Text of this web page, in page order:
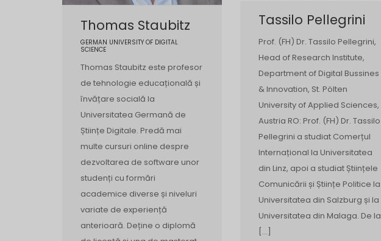
Thomas Staubitz
GERMAN UNIVERSITY OF DIGITAL
SCIENCE
Thomas Staubitz este profesor
de tehnologie educațională și
învățare socială la
Universitatea Germană de
Științe Digitale. Predă mai
multe cursuri online despre
dezvoltarea de software unor
studenți cu formări
academice diverse și niveluri
variate de experiență
anterioară. Deține o diplomă
Tassilo Pellegrini
Prof. (FH) Dr. Tassilo Pellegrini,
Head of Research Institute,
Department of Digital Bussines
& Innovation, St. Pölten
University of Applied Sciences,
Austria RO: Prof. (FH) Dr. Tassilo
Pellegrini a studiat Comerțul
Internațional la Universitatea
din Linz, apoi a studiat Științele
Comunicării și Științe Politice la
Universitatea din Salzburg și la
Universitatea din Malaga. De la
[…]